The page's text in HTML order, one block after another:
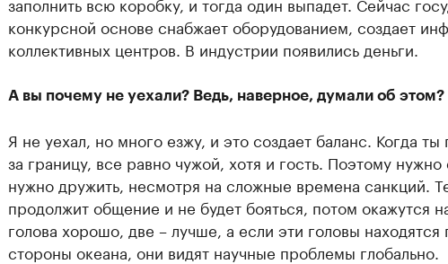
конкурсной основе снабжает оборудованием, создает
коллективных центров. В индустрии появились деньги.
А вы почему не уехали? Ведь, наверное, думали об этом?
Я не уехал, но много езжу, и это создает баланс. Когда
за границу, все равно чужой, хотя и гость. Поэтому нужно
нужно дружить, несмотря на сложные времена санкций.
продолжит общение и не будет бояться, потом окажутся
голова хорошо, две – лучше, а если эти головы находятся
стороны океана, они видят научные проблемы глобально.